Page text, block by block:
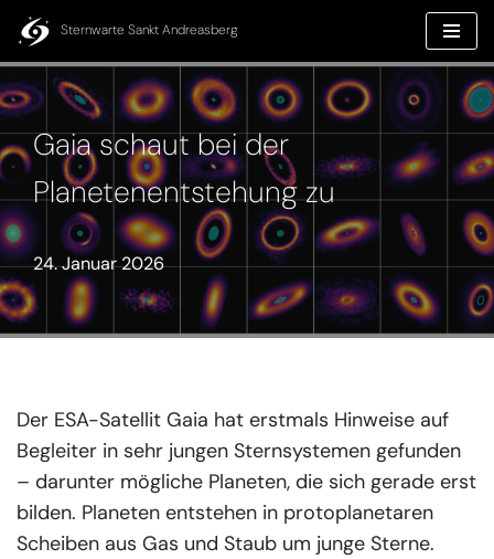
springen
Zum
Inhalt
springen
Sternwarte Sankt Andreasberg
Gaia schaut bei der
Planetenentstehung zu
24. Januar 2026
Der ESA-Satellit Gaia hat erstmals Hinweise auf
Begleiter in sehr jungen Sternsystemen gefunden
– darunter mögliche Planeten, die sich gerade erst
bilden. Planeten entstehen in protoplanetaren
Scheiben aus Gas und Staub um junge Sterne.